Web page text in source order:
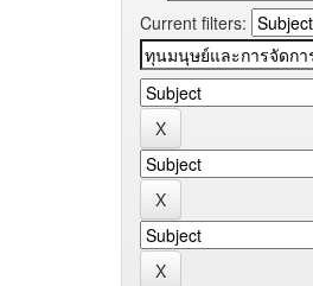
Current filters: